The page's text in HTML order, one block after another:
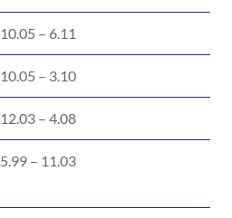
10.05 – 6.11
10.05 – 3.10
12.03 – 4.08
5.99 – 11.03